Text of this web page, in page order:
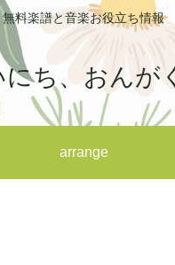
無料楽譜と音楽お役立ち情報
にち、おんが
arrange